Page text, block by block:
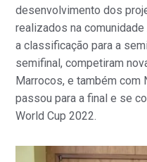
desenvolvimento dos
realizados na
a classificação para a
semifinal, competiram
Marrocos, e também com
passou para a final e se
World Cup 2022.